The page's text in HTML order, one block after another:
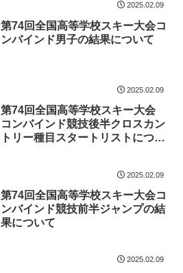
2025.02.09
第74回全国高等学校スキー大会コ
ンバインド男子の結果について
2025.02.09
第74回全国高等学校スキー大会
コンバインド競技後半クロスカン
トリー種目スタートリストについ
2025.02.09
第74回全国高等学校スキー大会コ
ンバインド競技前半ジャンプの結
果について
2025.02.09